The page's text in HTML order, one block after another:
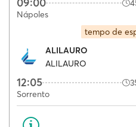
Nápoles
tempo de
ALILAURO
ALILAURO
12:05
Sorrento